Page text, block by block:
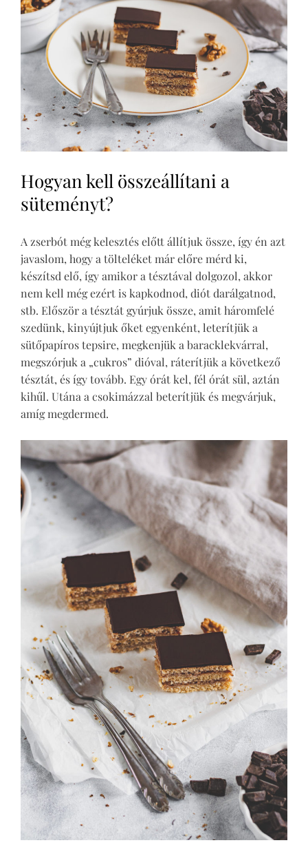
Hogyan kell összeállítani a
süteményt?
A zserbót még kelesztés előtt állítjuk össze, így én azt
javaslom, hogy a tölteléket már előre mérd ki,
készítsd elő, így amikor a tésztával dolgozol, akkor
nem kell még ezért is kapkodnod, diót darálgatnod,
stb. Először a tésztát gyúrjuk össze, amit háromfelé
szedünk, kinyújtjuk őket egyenként, leterítjük a
sütőpapíros tepsire, megkenjük a baracklekvárral,
megszórjuk a „cukros” dióval, ráterítjük a következő
tésztát, és így tovább. Egy órát kel, fél órát sül, aztán
kihűl. Utána a csokimázzal beterítjük és megvárjuk,
amíg megdermed.